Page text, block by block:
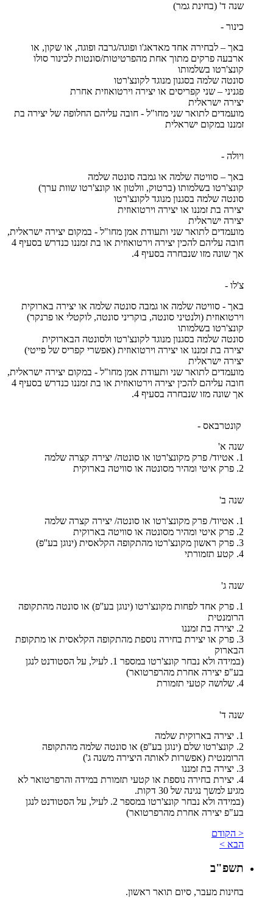
שנה ד' (בחינת גמר)
כינור -
באך – לבחירה אחד מאדאג'ו ופוגה/גרבה ופוגה, או שקון, או
ארבעה פרקים מתוך אחת מהפרטיטות/סונטות לכינור סולו
קונצ'רטו בשלמותו
סונטה שלמה בסגנון מנוגד לקונצ'רטו
פגניני – שני קפריסים או יצירה וירטואוזית אחרת
יצירה ישראלית
מועמדים לתואר שני מחו"ל - חובה עליהם החלופה של יצירה בת
זמננו במקום ישראלית
ויולה -
באך – סוויטה שלמה או גמבה סונטה שלמה
קונצ'רטו בשלמותו (ברטוק, וולטון או קונצ'רטו שוות ערך)
סונטה שלמה בסגנון מנוגד לקונצ'רטו
יצירה בת זמננו או יצירה וירטואוזית
יצירה ישראלית
מועמדים לתואר שני ותעודת אמן מחו"ל - במקום יצירה ישראלית,
חובה עליהם להכין יצירה וירטואוזית או בת זמננו כנדרש בסעיף 4
אך שונה מזו שנבחרה בסעיף 4.
צ'לו -
באך - סוויטה שלמה או גמבה סונטה שלמה או יצירה בארוקית
וירטואוזית (ולנטיני סונטה, בוקריני סונטה, לוקטלי או פרנקר)
קונצ'רטו בשלמותו
סונטה שלמה בסגנון מנוגד לקונצ'רטו ולסונטה הבארוקית
יצירה בת זמננו או יצירה וירטואוזית (אפשרי קפריס של פייטי)
יצירה ישראלית
מועמדים לתואר שני ותעודת אמן מחו"ל - במקום יצירה ישראלית,
חובה עליהם להכין יצירה וירטואוזית או בת זמננו כנדרש בסעיף 4
אך שונה מזו שנבחרה בסעיף 4.
קונטרבאס -
שנה א'
1. אטיוד/ פרק מקונצ'רטו או סונטה/ יצירה קצרה שלמה
2. פרק איטי ומהיר מסונטה או סוויטה בארוקית
שנה ב'
1. אטיוד/ פרק מקונצ'רטו או סונטה/ יצירה קצרה שלמה
2. פרק איטי ומהיר מסונטה או סוויטה בארוקית
3. פרק ראשון מקונצ'רטו מהתקופה הקלאסית (ינוגן בע''פ)
4. קטע תזמורתי
שנה ג'
1. פרק אחד לפחות מקונצ'רטו (ינוגן בע''פ) או סונטה מהתקופה
הרומנטית
2. יצירה בת זמננו
3. פרק או יצירת בחירה נוספת מהתקופה הקלאסית או מתקופת
הבארוק
(במידה ולא נבחר קונצ'רטו במספר 1. לעיל, על הסטודנט לנגן
בע"פ יצירה אחרת מהרפרטואר)
4. שלושה קטעי תזמורת
שנה ד'
1. יצירה בארוקית שלמה
2. קונצ'רטו שלם (ינוגן בע''פ) או סונטה שלמה מהתקופה
הרומנטית (אפשרות לאותה היצירה משנה ג')
3. יצירה בת זמננו
4. יצירת בחירה נוספת או קטעי תזמורת במידה והרפרטואר לא
מגיע למשך נגינה של 30 דקות.
(במידה ולא נבחר קונצ'רטו במספר 2. לעיל, על הסטודנט לנגן
בע"פ יצירה אחרת מהרפרטואר)
< הקודם
הבא >
תשפ"ב
בחינות מעבר, סיום תואר ראשון.